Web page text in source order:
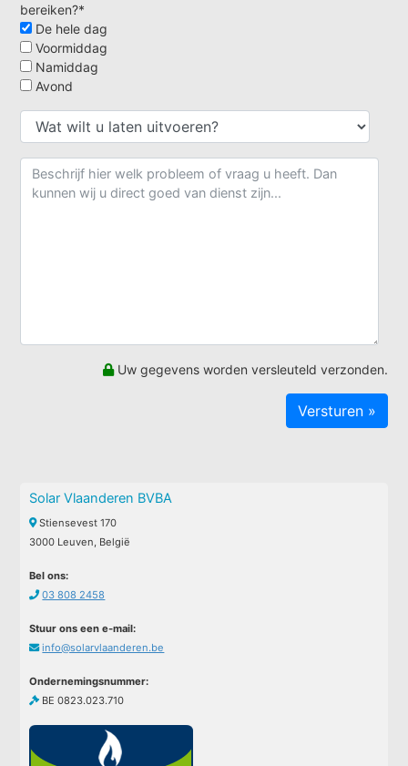
bereiken?*
De hele dag
Voormiddag
Namiddag
Avond
Uw gegevens worden versleuteld verzonden.
Solar Vlaanderen BVBA
Stiensevest 170
3000 Leuven, België
Bel ons:
03 808 2458
Stuur ons een e-mail:
info@solarvlaanderen.be
Ondernemingsnummer:
BE 0823.023.710